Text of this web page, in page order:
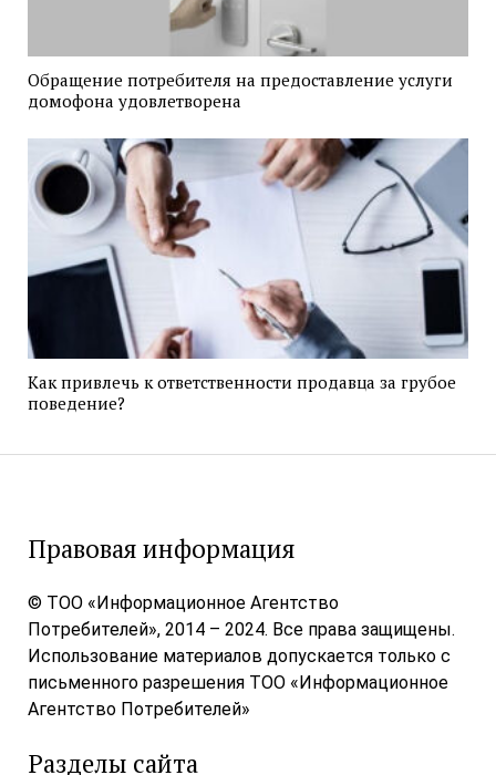
Обращение потребителя на предоставление услуги
домофона удовлетворена
Как привлечь к ответственности продавца за грубое
поведение?
Правовая информация
© ТОО «Информационное Агентство
Потребителей», 2014 – 2024. Все права защищены.
Использование материалов допускается только с
письменного разрешения ТОО «Информационное
Агентство Потребителей»
Разделы сайта